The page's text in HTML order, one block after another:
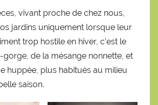
vivant proche de chez nous,
jardins uniquement lorsque leur
trop hostile en hiver, c’est le
de la mésange nonnette, et
huppée, plus habitués au milieu
saison.